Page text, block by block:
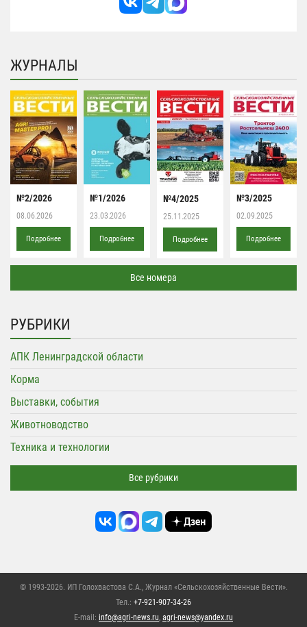
ЖУРНАЛЫ
№2/2026
08.06.2026
Подробнее
№1/2026
23.03.2026
Подробнее
№4/2025
25.11.2025
Подробнее
№3/2025
02.09.2025
Подробнее
Все номера
РУБРИКИ
АПК Ленинградской области
Корма
Выставки, события
Животноводство
Техника и технологии
Все рубрики
© 1993-2026. ИП Голохвастова С.А., Журнал «Сельскохозяйственные Вести».
Тел.: +7-921-907-34-26
E-mail: info@agri-news.ru, agri-news@yandex.ru